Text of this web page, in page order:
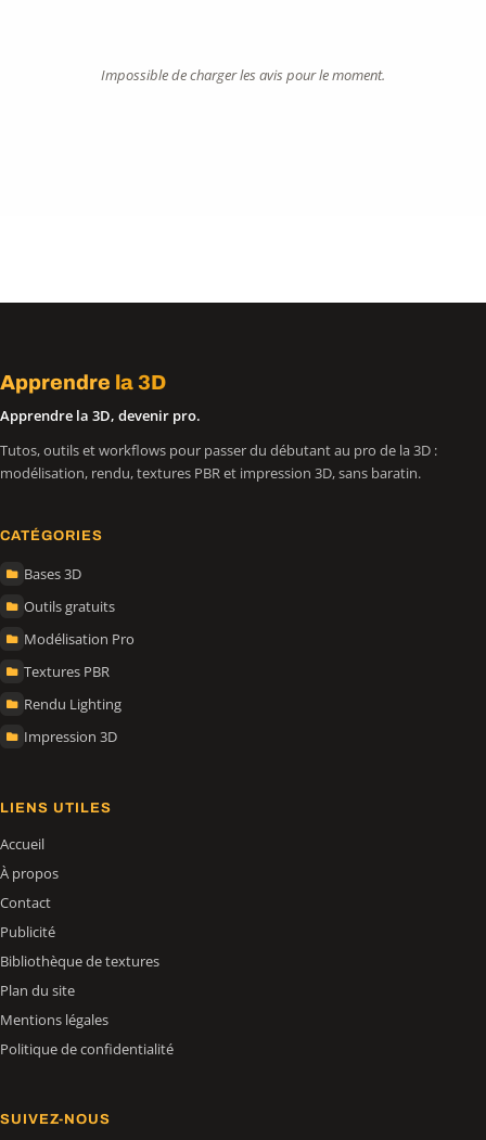
Impossible de charger les avis pour le moment.
Apprendre la 3D
Apprendre la 3D, devenir pro.
Tutos, outils et workflows pour passer du débutant au pro de la 3D :
modélisation, rendu, textures PBR et impression 3D, sans baratin.
CATÉGORIES
Bases 3D
Outils gratuits
Modélisation Pro
Textures PBR
Rendu Lighting
Impression 3D
LIENS UTILES
Accueil
À propos
Contact
Publicité
Bibliothèque de textures
Plan du site
Mentions légales
Politique de confidentialité
SUIVEZ-NOUS